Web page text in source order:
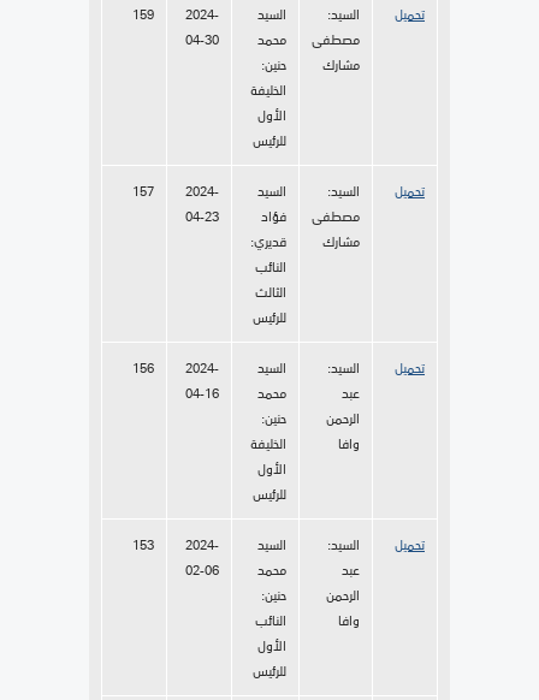
159
2024-
04-30
السيد
محمد
حنين:
الخليفة
الأول
للرئيس
السيد:
مصطفى
مشارك
تحميل
157
2024-
04-23
السيد
فؤاد
قديري:
النائب
الثالث
للرئيس
السيد:
مصطفى
مشارك
تحميل
156
2024-
04-16
السيد
محمد
حنين:
الخليفة
الأول
للرئيس
السيد:
عبد
الرحمن
وافا
تحميل
153
2024-
02-06
السيد
محمد
حنين:
النائب
الأول
للرئيس
السيد:
عبد
الرحمن
وافا
تحميل